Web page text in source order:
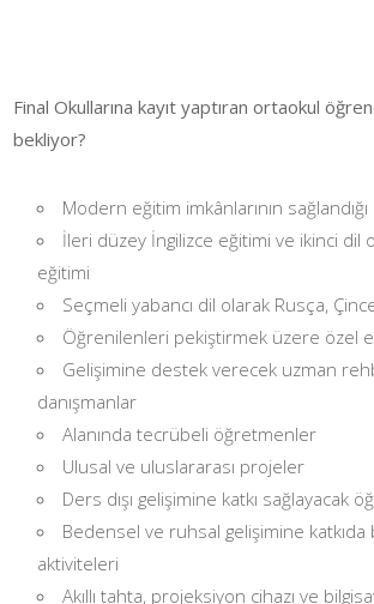
Final Okullarına kayıt yaptıran ortaokul
bekliyor?
Modern eğitim imkânlarının
İleri düzey İngilizce eğitimi ve ikinci dil
eğitimi
Seçmeli yabancı dil olarak Rusça,
Öğrenilenleri pekiştirmek üzere özel
Gelişimine destek verecek uzman
danışmanlar
Alanında tecrübeli öğretmenler
Ulusal ve uluslararası projeler
Ders dışı gelişimine katkı sağlayacak
Bedensel ve ruhsal gelişimine
aktiviteleri
Akıllı tahta, projeksiyon cihazı ve